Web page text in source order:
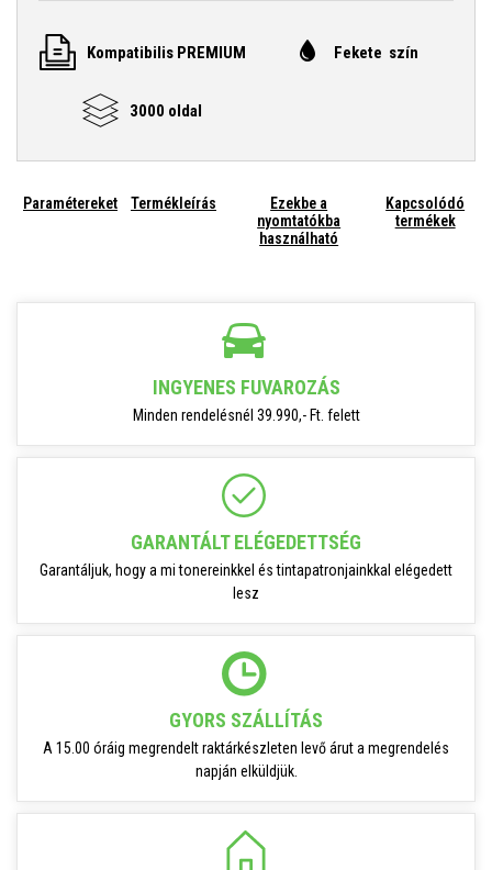
Kompatibilis PREMIUM Fekete szín
3000 oldal
Paramétereket Termékleírás
Ezekbe a
nyomtatókba
használható
Kapcsolódó
termékek
INGYENES FUVAROZÁS
Minden rendelésnél 39.990,- Ft. felett
GARANTÁLT ELÉGEDETTSÉG
Garantáljuk, hogy a mi tonereinkkel és tintapatronjainkkal elégedett
lesz
GYORS SZÁLLÍTÁS
A 15.00 óráig megrendelt raktárkészleten levő árut a megrendelés
napján elküldjük.